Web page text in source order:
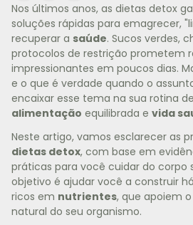
Nos últimos anos, as dietas detox
soluções rápidas para emagrecer,
recuperar a saúde. Sucos verdes,
protocolos de restrição prometem
impressionantes em poucos dias.
e o que é verdade quando o
encaixar esse tema na sua rotina de
alimentação equilibrada e vida
Neste artigo, vamos esclarecer as
dietas detox, com base em
práticas para você cuidar do corpo
objetivo é ajudar você a construir
ricos em nutrientes, que apoiem
natural do seu organismo.